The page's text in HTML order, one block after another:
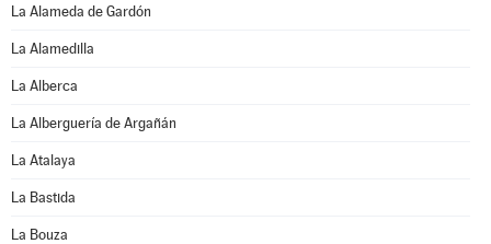
La Alameda de Gardón
La Alamedilla
La Alberca
La Alberguería de Argañán
La Atalaya
La Bastida
La Bouza